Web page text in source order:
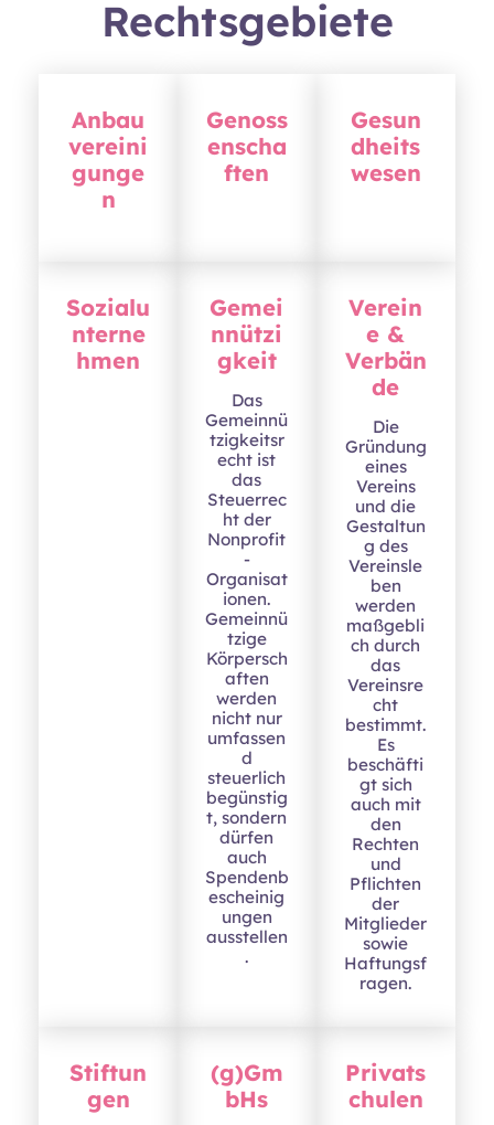
Rechtsgebiete
Anbau
vereini
gunge
n
Genoss
enscha
ften
Gesun
dheits
wesen
Sozialu
nterne
hmen
Gemei
nnützi
gkeit
Das
Gemeinnü
tzigkeitsr
echt ist
das
Steuerrec
ht der
Nonprofit
-
Organisat
ionen.
Gemeinnü
tzige
Körpersch
aften
werden
nicht nur
umfassen
d
steuerlich
begünstig
t, sondern
dürfen
auch
Spendenb
escheinig
ungen
ausstellen
.
Verein
e &
Verbän
de
Die
Gründung
eines
Vereins
und die
Gestaltun
g des
Vereinsle
ben
werden
maßgebli
ch durch
das
Vereinsre
cht
bestimmt.
Es
beschäfti
gt sich
auch mit
den
Rechten
und
Pflichten
der
Mitglieder
sowie
Haftungsf
ragen.
Stiftun
gen
(g)Gm
bHs
Privats
chulen